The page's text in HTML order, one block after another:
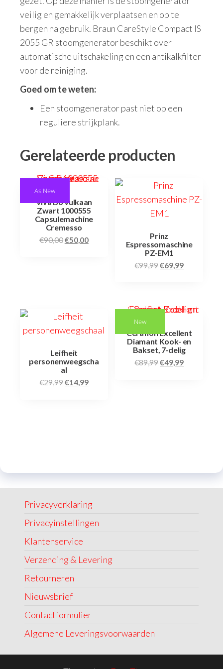
veilig en gemakkelijk verplaatsen en op te
bergen na gebruik. Braun CareStyle Compact IS
2055 GR stoomgenerator beschikt over
automatische uitschakeling en een antikalkfilter
voor de reiniging.
Goed om te weten:
Een stoomgenerator past niet op een
reguliere strijkplank.
Gerelateerde producten
As New
Viva B6 Vulkaan
Zwart 1000555
Capsulemachine
Cremesso
€90,00€50,00
Prinz
Espressomaschine
PZ-EM1
€99,99€69,99
Leifheit
personenweegscha
al
€29,99€14,99
New
Ceraflon Excellent
Diamant Kook- en
Bakset, 7-delig
€89,99€49,99
Privacyverklaring
Privacyinstellingen
Klantenservice
Verzending & Levering
Retourneren
Nieuwsbrief
Contactformulier
Algemene Leveringsvoorwaarden